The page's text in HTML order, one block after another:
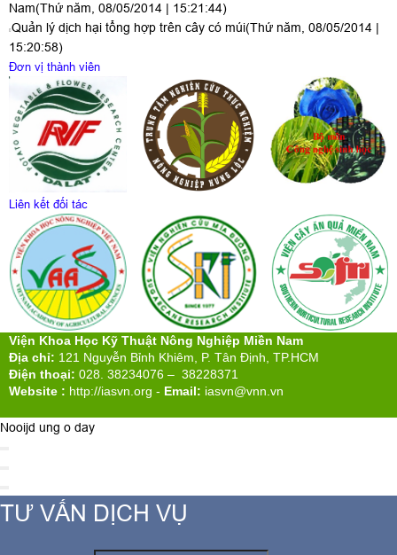
Nam(Thứ năm, 08/05/2014 | 15:21:44)
Quản lý dịch hại tổng hợp trên cây có múi(Thứ năm, 08/05/2014 |
15:20:58)
Đơn vị thành viên
Liên kết đối tác
Viện Khoa Học Kỹ Thuật Nông Nghiệp Miền Nam
Địa chỉ: 121 Nguyễn Bỉnh Khiêm, P. Tân Định, TP.HCM
Điện thoại: 028. 38234076 – 38228371
Website : http://iasvn.org - Email: iasvn@vnn.vn
Nooijd ung o day
TƯ VẤN DỊCH VỤ